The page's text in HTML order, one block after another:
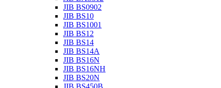
JIB BS0902
JIB BS10
JIB BS1001
JIB BS12
JIB BS14
JIB BS14А
JIB BS16N
JIB BS16NH
JIB BS20N
JIB BS450B